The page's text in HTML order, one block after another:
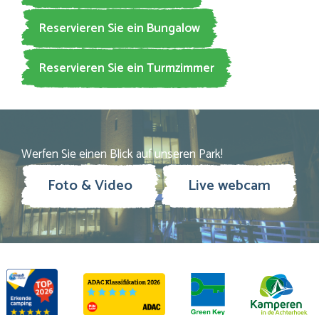
Reservieren Sie ein Bungalow
Reservieren Sie ein Turmzimmer
Werfen Sie einen Blick auf unseren Park!
Foto & Video Live webcam